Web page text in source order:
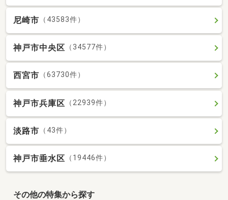
尼崎市 （43583件）
神戸市中央区 （34577件）
西宮市 （63730件）
神戸市兵庫区 （22939件）
淡路市 （43件）
神戸市垂水区 （19446件）
その他の特集から探す